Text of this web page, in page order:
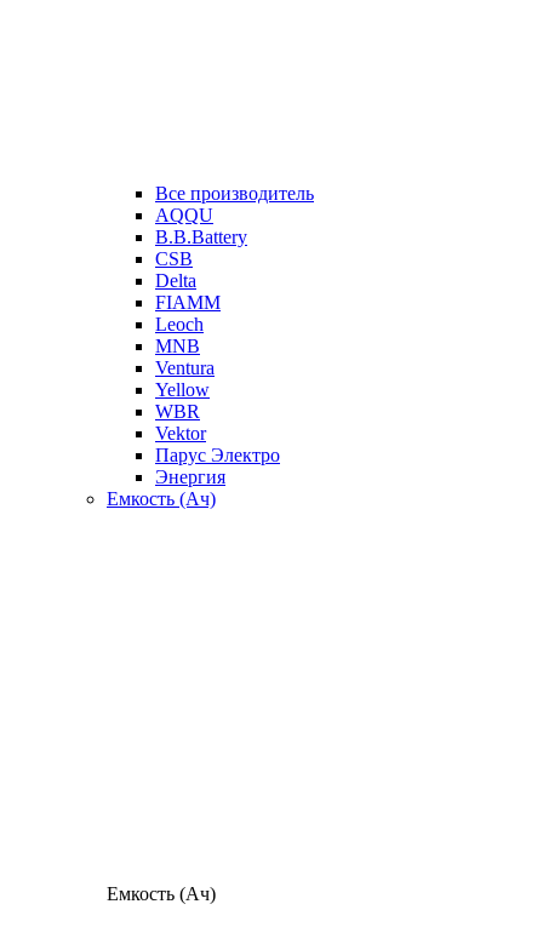
Все производитель
AQQU
B.B.Battery
CSB
Delta
FIAMM
Leoch
MNB
Ventura
Yellow
WBR
Vektor
Парус Электро
Энергия
Емкость (Ач)
Емкость (Ач)